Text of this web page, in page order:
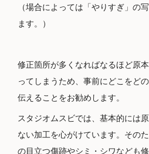
（場合によっては「やりすぎ」の
ます。）
修正箇所が多くなればなるほど原
ってしまうため、事前にどこをど
伝えることをお勧めします。
スタジオムスビでは、基本的には
ない加工を心がけています。その
の目立つ傷跡やシミ・シワなども